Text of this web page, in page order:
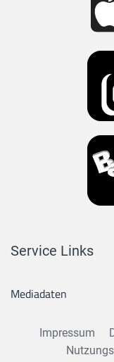
Service Links
Mediadaten
Impressum